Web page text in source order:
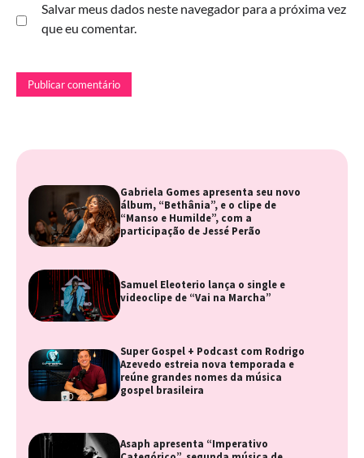
Salvar meus dados neste navegador para a próxima vez
que eu comentar.
Gabriela Gomes apresenta seu novo
álbum, “Bethânia”, e o clipe de
“Manso e Humilde”, com a
participação de Jessé Perão
Samuel Eleoterio lança o single e
videoclipe de “Vai na Marcha”
Super Gospel + Podcast com Rodrigo
Azevedo estreia nova temporada e
reúne grandes nomes da música
gospel brasileira
Asaph apresenta “Imperativo